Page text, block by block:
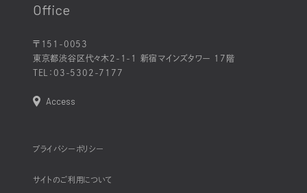
Office
〒151-0053
東京都渋谷区代々木2-1-1 新宿マインズタワー 17階
TEL： 03-5302-7177
Access
プライバシーポリシー
サイトのご利用について